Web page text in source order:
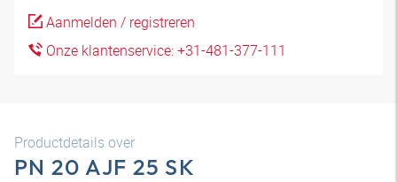
Aanmelden / registreren
Onze klantenservice: +31-481-377-111
Productdetails over
PN 20 AJF 25 SK